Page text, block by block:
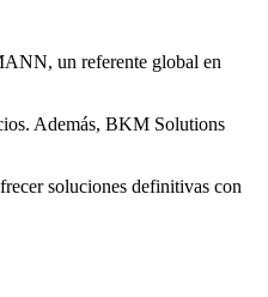
un referente global en
Además, BKM Solutions
soluciones definitivas con